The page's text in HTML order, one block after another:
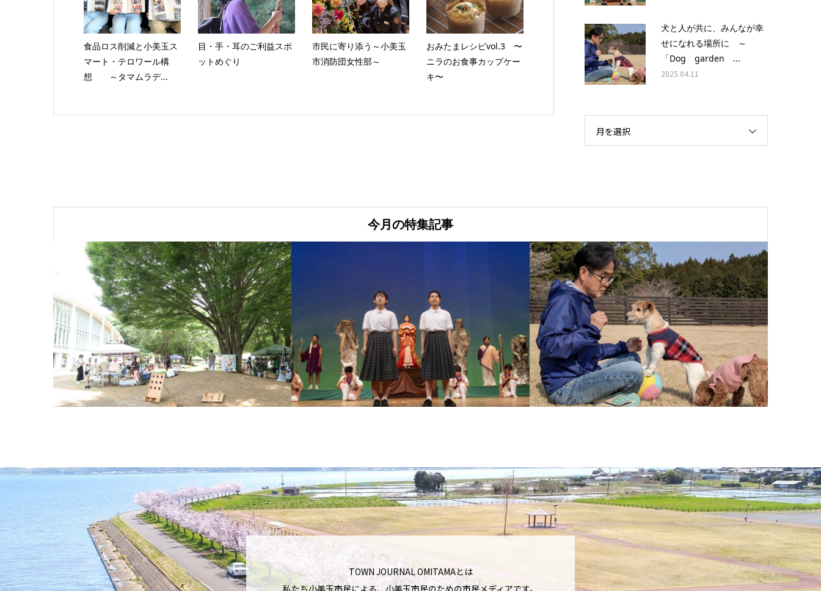
食品ロス削減と小美玉ス
マート・テロワール構
想 ～タマムラデ...
目・手・耳のご利益スポ
ットめぐり
市民に寄り添う～小美玉
市消防団女性部～
おみたまレシピvol.3 〜
ニラのお食事カップケー
キ〜
犬と人が共に、みんなが幸
せになれる場所に ～
「Dog garden ...
2025.04.11
月を選択
今月の特集記事
TOWN JOURNAL OMITAMAとは